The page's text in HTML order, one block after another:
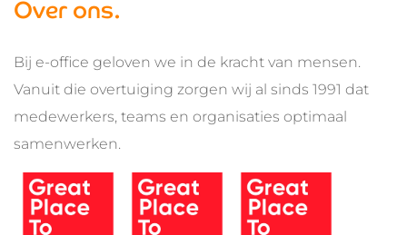
Over ons.
Bij e-office geloven we in de kracht van mensen.
Vanuit die overtuiging zorgen wij al sinds 1991 dat
medewerkers, teams en organisaties optimaal
samenwerken.